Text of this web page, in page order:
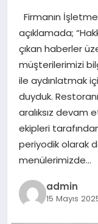
TEKNOLOJİ
SAĞLIK
MAGAZİN
EĞİTİM
Firmanın
açıklamada;
çıkan haberler
müşterilerimizi
ile aydınlatmak
duyduk.
aralıksız devam
ekipleri
periyodik olarak
menülerimizde…
admin
15 Mayıs